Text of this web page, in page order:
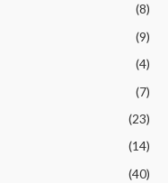
(8)
(9)
(4)
(7)
(23)
(14)
(40)